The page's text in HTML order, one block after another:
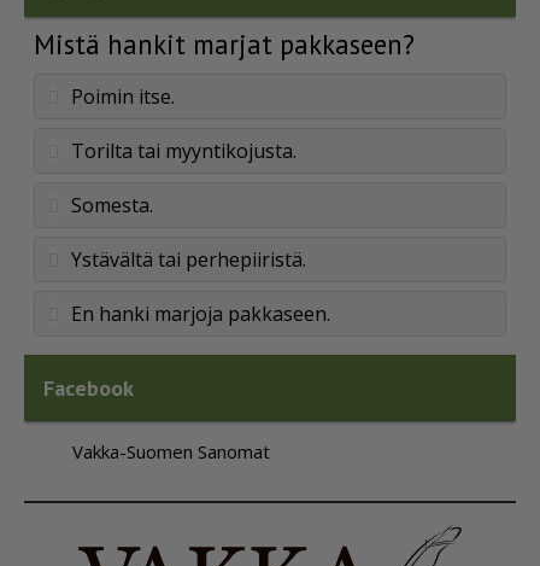
Mistä hankit marjat pakkaseen?
Poimin itse.
Torilta tai myyntikojusta.
Somesta.
Ystävältä tai perhepiiristä.
En hanki marjoja pakkaseen.
Facebook
Vakka-Suomen Sanomat